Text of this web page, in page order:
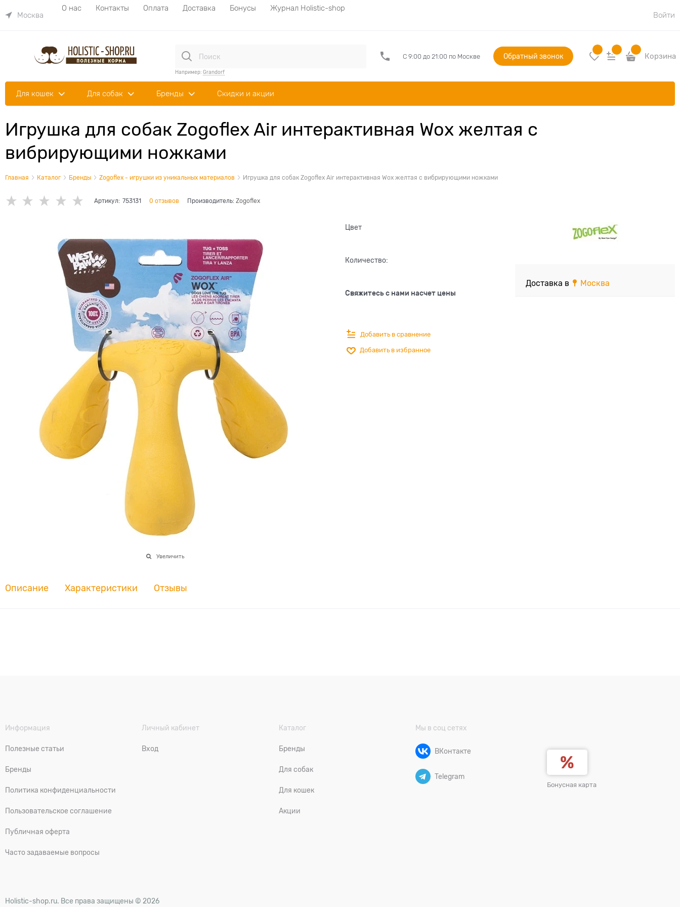
Москва
О нас Контакты Оплата Доставка Бонусы
Журнал Holistic-shop
Войти
Например: Grandorf
С 9:00 до 21:00 по Москве Обратный звонок Корзина
Для кошек Для собак Бренды Скидки и акции
Игрушка для собак Zogoflex Air интерактивная Wox желтая с
вибрирующими ножками
Главная Каталог Бренды Zogoflex - игрушки из уникальных материалов Игрушка для собак Zogoflex Air интерактивная Wox желтая с вибрирующими ножками
Артикул: 753131 0 отзывов Производитель: Zogoflex
Увеличить
Цвет
Количество:
Свяжитесь с нами насчет цены
Добавить в сравнение
Добавить в избранное
Доставка в Москва
Описание Характеристики Отзывы
Информация
Полезные статьи
Бренды
Политика конфиденциальности
Пользовательское соглашение
Публичная оферта
Часто задаваемые вопросы
Личный кабинет
Вход
Каталог
Бренды
Для собак
Для кошек
Акции
Мы в соц сетях
ВКонтакте
Telegram
Бонусная карта
Holistic-shop.ru. Все права защищены © 2026